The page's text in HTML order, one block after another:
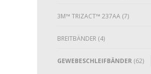
3M™ TRIZACT™ 237AA (7)
BREITBÄNDER (4)
GEWEBESCHLEIFBÄNDER (62)